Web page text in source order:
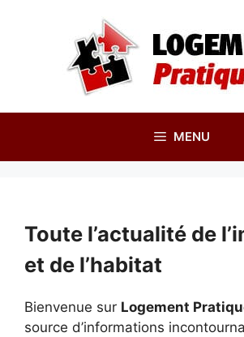
MENU
Toute l’actualité de
et de l’habitat
Bienvenue sur Logement
source d’informations